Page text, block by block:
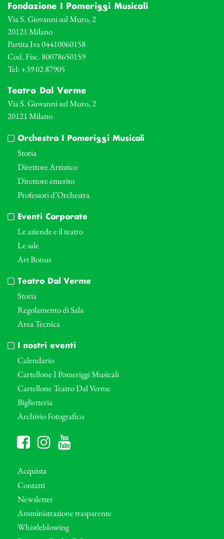
Fondazione I Pomeriggi Musicali
Via S. Giovanni sul Muro, 2
20121 Milano
Partita Iva 04410060158
Cod. Fisc. 80078650159
Tel: +39 02 87905
Teatro Dal Verme
Via S. Giovanni sul Muro, 2
20121 Milano
Orchestra I Pomeriggi Musicali
Storia
Direttore Artistico
Direttore emerito
Professori d’Orchestra
Eventi Corporate
Le aziende e il teatro
Le sale
Art Bonus
Teatro Dal Verme
Storia
Regolamento di Sala
Area Tecnica
I nostri eventi
Calendario
Cartellone I Pomeriggi Musicali
Cartellone Teatro Dal Verme
Biglietteria
Archivio Fotografico
Acquista
Contatti
Newsletter
Amministrazione trasparente
Whistleblowing